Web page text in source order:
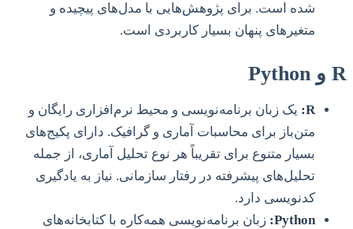
شده است. برای پژوهش‌هایی با مدل‌های پیچیده و
متغیرهای پنهان بسیار کاربردی است.
R و Python
R: یک زبان برنامه‌نویسی و محیط نرم‌افزاری رایگان و
متن‌باز برای محاسبات آماری و گرافیک. دارای پکیج‌های
بسیار متنوع برای تقریباً هر نوع تحلیل آماری، از جمله
تحلیل‌های پیشرفته در رفتار سازمانی. نیاز به یادگیری
کدنویسی دارد.
Python: زبان برنامه‌نویسی همه‌کاره با کتابخانه‌های